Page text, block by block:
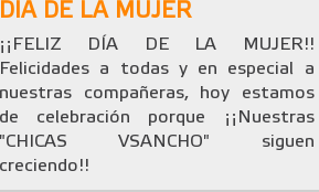
DIA DE LA MUJER
¡¡FELIZ DÍA DE LA MUJER!!
Felicidades a todas y en especial a
nuestras compañeras, hoy estamos
de celebración porque ¡¡Nuestras
"CHICAS VSANCHO" siguen
creciendo!!